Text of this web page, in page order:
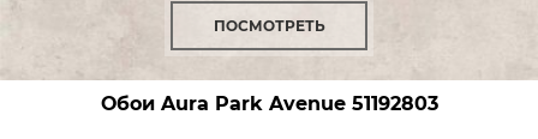
ПОСМОТРЕТЬ
Обои Aura Park Avenue51192803